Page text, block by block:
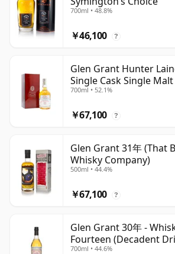
700ml • 48.8%
￥46,100 ?
Glen Grant Hunter
Single Cask Single
700ml • 52.1%
￥67,100 ?
Glen Grant 31年 (That
Whisky Company)
500ml • 44.4%
￥67,100 ?
Glen Grant 30年 -
Fourteen (Decadent
700ml • 44.6%